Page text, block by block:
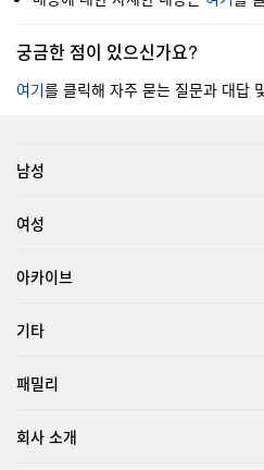
궁금한 점이 있으신가요?
여기를 클릭해 자주 묻는 질문과 대답
남성
여성
아카이브
기타
패밀리
회사 소개